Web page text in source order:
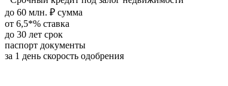
до 60 млн. ₽ сумма
от 6,5*% ставка
до 30 лет срок
паспорт документы
за 1 день скорость одобрения